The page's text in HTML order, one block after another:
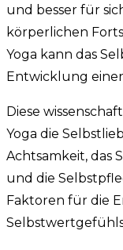
und besser für
körperlichen
Yoga kann das
Entwicklung
Diese
Yoga die
Achtsamkeit, das
und die
Faktoren für die